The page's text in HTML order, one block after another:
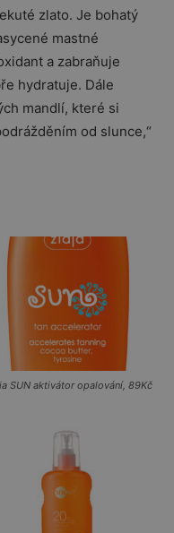
zlato. Je bohatý
mastné
a zabraňuje
hydratuje. Dále
mandlí, které si
od slunce,“
SUN aktivátor opalování, 89Kč